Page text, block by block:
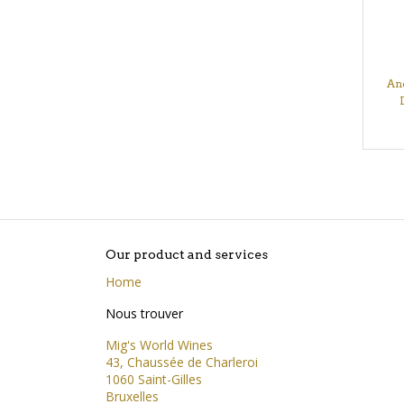
Our product and services
Home
Nous trouver
Mig's World Wines
43, Chaussée de Charleroi
1060 Saint-Gilles
Bruxelles